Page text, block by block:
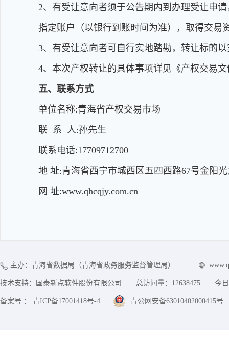
2、有受让意向者须于公告期内到办理受让申
指定账户（以银行到账时间为准），取得交易
3、有受让意向者可自行实地踏勘，转让标的
4、本次产权转让的具体事项详见《产权交易
五、联系方式
单位名称:青海省产权交易市场
联 系 人:孙先生
联系电话:17709712700
地 址:青海省西宁市城西区五四西路67号金阳
网 址:www.qhcqjy.com.cn
主办：青海省数据局（青海省政务服务监督管理局）
技术支持：国泰新点软件股份有限公司 总访问量： 12638475 今
备案号 ： 青ICP备17001418号-4 青公网安备63010402000415号